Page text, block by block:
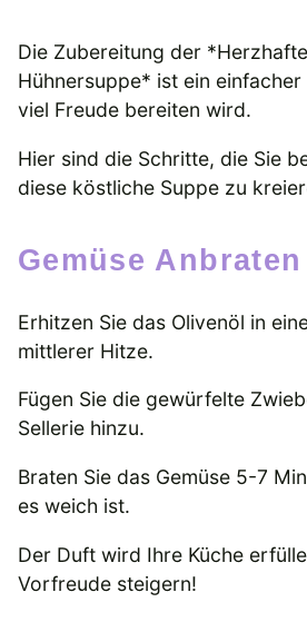
Die Zubereitung der
Hühnersuppe* ist ein
viel Freude bereiten wird.
Hier sind die Schritte, die Sie
diese köstliche Suppe zu
Gemüse Anbraten
Erhitzen Sie das Olivenöl in
mittlerer Hitze.
Fügen Sie die gewürfelte
Sellerie hinzu.
Braten Sie das Gemüse 5-7
es weich ist.
Der Duft wird Ihre Küche
Vorfreude steigern!